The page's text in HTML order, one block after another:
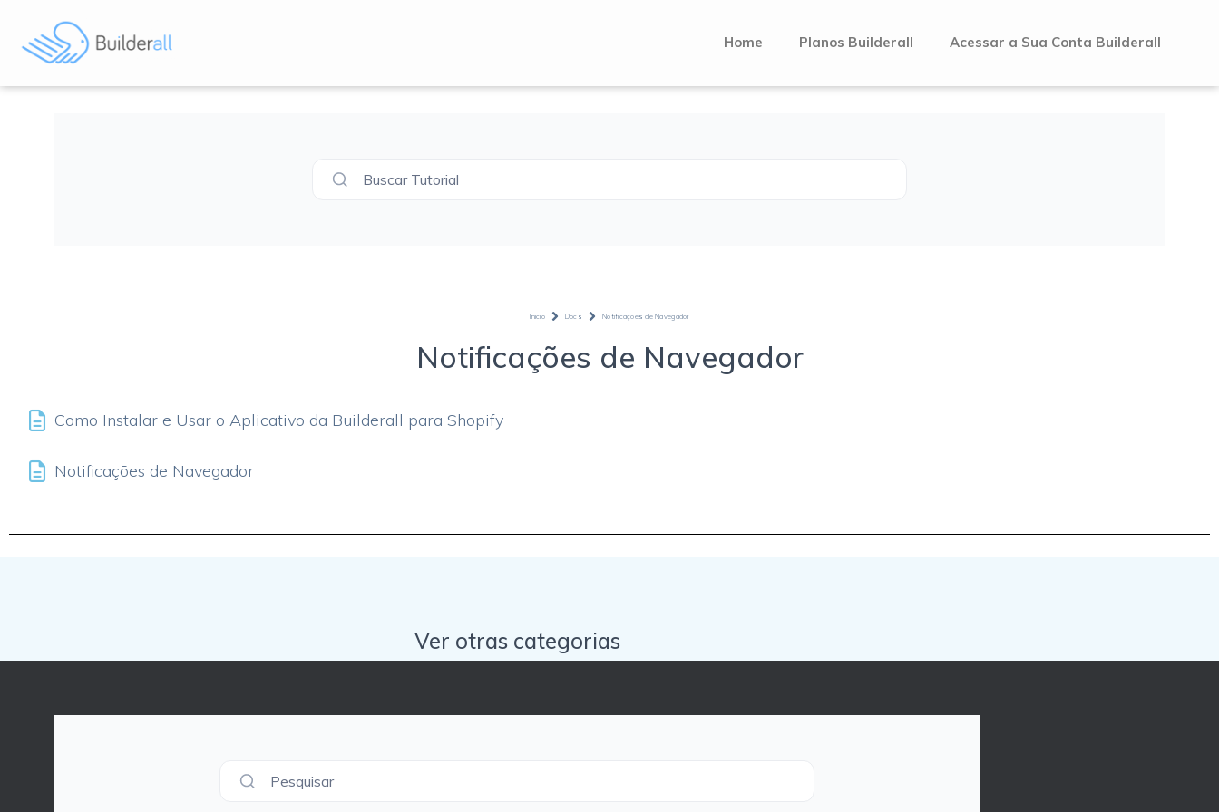
Home Planos Builderall Acessar a Sua Conta Builderall
Buscar Tutorial
Inicio Docs Notificações de Navegador
Notificações de Navegador
Como Instalar e Usar o Aplicativo da Builderall para Shopify
Notificações de Navegador
Ver otras categorias
Pesquisar